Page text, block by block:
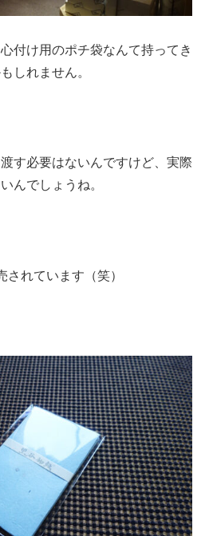
付け用のポチ袋なんて持ってき
しれません。
す必要はないんですけど、実際
んでしょうね。
れています（笑）